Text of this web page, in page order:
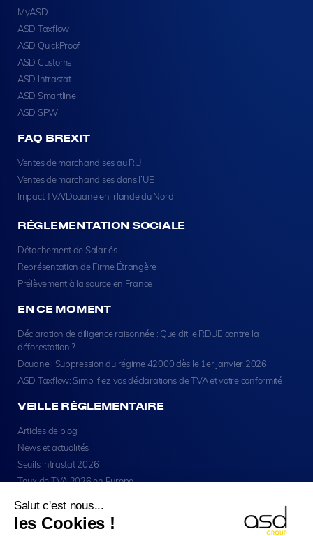
Salut c'est nous...
les Cookies !
MyASD
ASD Taxflow
ASD QuickProof
ASD Customs
ASD Intrastat
ASD Smartline
ASD SPW
FAQ BREXIT
Ventes de marchandises au RU
Ventes de marchandises dans l’UE
Impact TVA/Douane en Irlande du Nord
RÉGLEMENTATION SOCIALE
Détachement de Salariés
Représentation de Firme Étrangère
Prélèvement à la source en France
EN CE MOMENT
Déclaration de diligence raisonnée : Que dit le RDUE contre la
déforestation ?
Douane : Suppression du régime 42000 dès le 1er janvier 2026
ASD Taxflow: Simplifiez vos déclarations de TVA et votre conformité
VEILLE RÉGLEMENTAIRE
Articles de blog
News et actualités
Seuils Intrastat 2026
Taux de TVA 2026 en Europe